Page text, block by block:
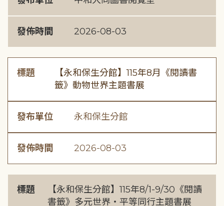
發佈時間 2026-08-03
標題
【永和保生分館】115年8月《閱讀書
籤》動物世界主題書展
發布單位 永和保生分館
發佈時間 2026-08-03
標題
【永和保生分館】115年8/1-9/30《閱讀
書籤》多元世界・平等同行主題書展